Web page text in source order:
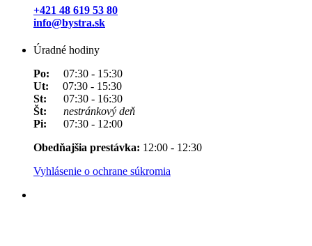
+421 48 619 53 80
info@bystra.sk
Úradné hodiny
Po: 07:30 - 15:30
Ut: 07:30 - 15:30
St: 07:30 - 16:30
Št: nestránkový deň
Pi: 07:30 - 12:00
Obedňajšia prestávka: 12:00 - 12:30
Vyhlásenie o ochrane súkromia